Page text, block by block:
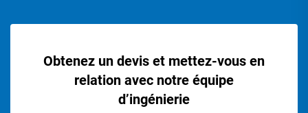
Obtenez un devis et mettez-vous en
relation avec notre équipe
d’ingénierie